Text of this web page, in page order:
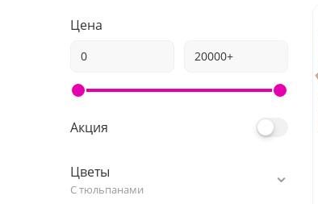
Цена
Акция
Цветы
С тюльпанами